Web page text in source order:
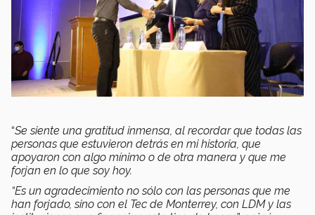
“Se siente una gratitud inmensa, al recordar que todas las
personas que estuvieron detrás en mi historia, que
apoyaron con algo mínimo o de otra manera y que me
forjan en lo que soy hoy.
“Es un agradecimiento no sólo con las personas que me
han forjado, sino con el Tec de Monterrey, con LDM y las